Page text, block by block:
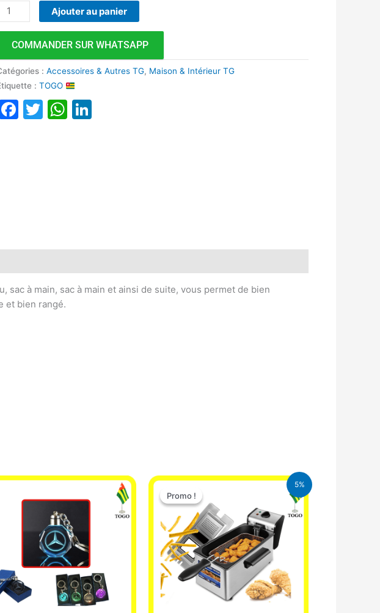
Ajouter au panier
COMMANDER SUR WHATSAPP
:Accessoires & Autres TG, Maison & Intérieur TG
:TOGO
Facebook
TwitterWhatsApp
sac à main, sac à main et ainsi de suite, vous permet de bien
et bien rangé.
5%
Promo !
Promo !
Le
initial
était :
39.000 CFA.
Le
est :
37.000 CFA.